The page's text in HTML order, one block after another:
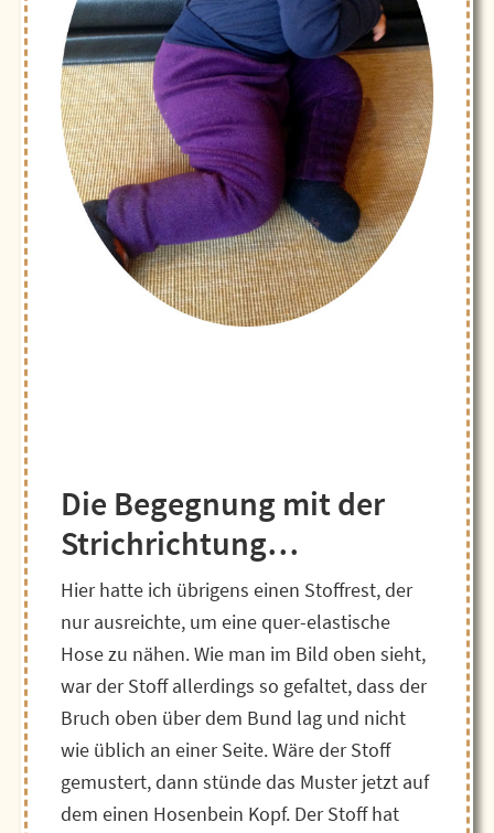
Die Begegnung mit der
Strichrichtung…
Hier hatte ich übrigens einen Stoffrest, der
nur ausreichte, um eine quer-elastische
Hose zu nähen. Wie man im Bild oben sieht,
war der Stoff allerdings so gefaltet, dass der
Bruch oben über dem Bund lag und nicht
wie üblich an einer Seite. Wäre der Stoff
gemustert, dann stünde das Muster jetzt auf
dem einen Hosenbein Kopf. Der Stoff hat